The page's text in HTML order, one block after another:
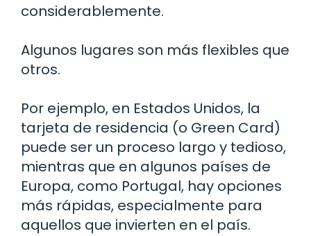
considerablemente.
Algunos lugares son más flexibles que
otros.
Por ejemplo, en Estados Unidos, la
tarjeta de residencia (o Green Card)
puede ser un proceso largo y tedioso,
mientras que en algunos países de
Europa, como Portugal, hay opciones
más rápidas, especialmente para
aquellos que invierten en el país.